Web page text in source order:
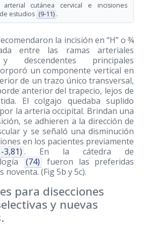
arterial cutánea cervical e incisiones
estudios (9-11) .
la incisión en “H” o ¾
entre las ramas arteriales
y descendentes principales
un componente vertical en
de un trazo único transversal,
anterior del trapecio, lejos de
El colgajo quedaba suplido
la arteria occipital. Brindan una
se adhieren a la dirección de
y se señaló una disminución
en los pacientes previamente
3,81) . En la cátedra de
(74)
fueron las preferidas
noventa. (Fig 5b y 5c).
para disecciones
y nuevas